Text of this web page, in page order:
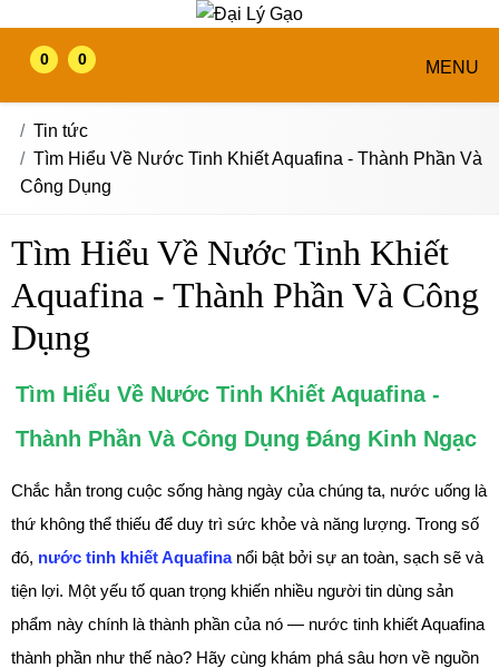
0 0 MENU
Tin tức
Tìm Hiểu Về Nước Tinh Khiết Aquafina - Thành Phần Và
Công Dụng
Tìm Hiểu Về Nước Tinh Khiết
Aquafina - Thành Phần Và Công
Dụng
Tìm Hiểu Về Nước Tinh Khiết Aquafina -
Thành Phần Và Công Dụng Đáng Kinh Ngạc
Chắc hẳn trong cuộc sống hàng ngày của chúng ta, nước uống là
thứ không thể thiếu để duy trì sức khỏe và năng lượng. Trong số
đó, nước tinh khiết Aquafina nổi bật bởi sự an toàn, sạch sẽ và
tiện lợi. Một yếu tố quan trọng khiến nhiều người tin dùng sản
phẩm này chính là thành phần của nó — nước tinh khiết Aquafina
thành phần như thế nào? Hãy cùng khám phá sâu hơn về nguồn